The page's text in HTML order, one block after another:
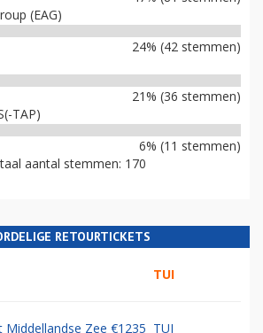
(EAG)
24% (42 stemmen)
21% (36 stemmen)
TAP)
6% (11 stemmen)
aantal stemmen: 170
RETOURTICKETS
TUI
Middellandse Zee €1235 TUI